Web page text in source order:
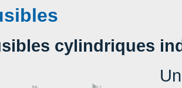
cylindriques